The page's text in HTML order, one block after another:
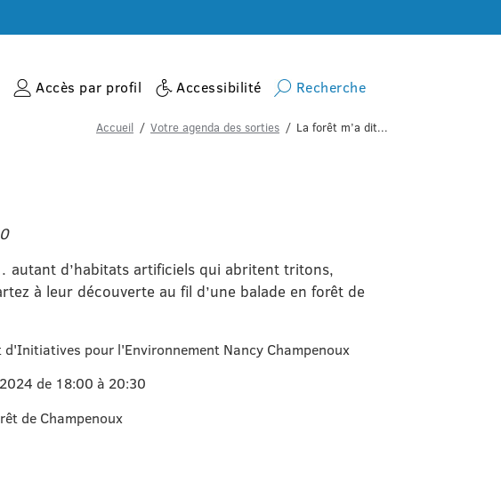
Accès par profil Accessibilité Recherche
Accueil Votre agenda des sorties La forêt m’a dit...
autant d’habitats artificiels qui abritent tritons,
à leur découverte au fil d’une balade en forêt de
d'Initiatives pour l'Environnement Nancy Champenoux
de 18:00 à 20:30
de Champenoux